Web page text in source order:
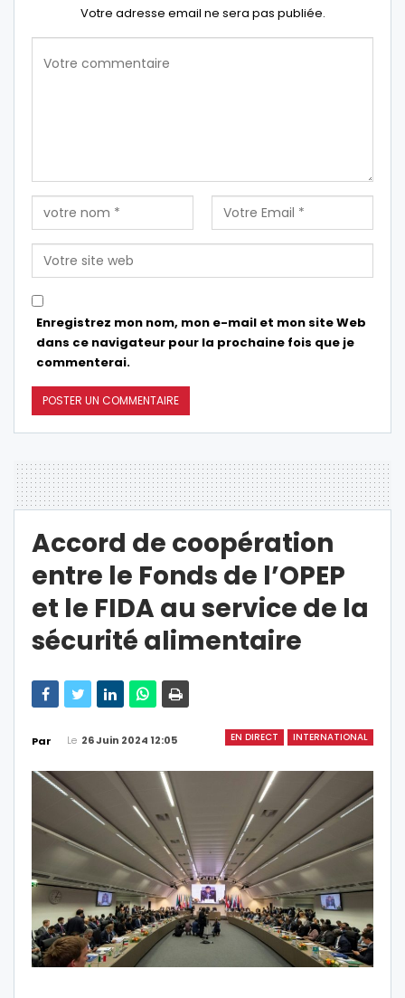
Votre adresse email ne sera pas publiée.
Enregistrez mon nom, mon e-mail et mon site Web
dans ce navigateur pour la prochaine fois que je
commenterai.
Accord de coopération
entre le Fonds de l’OPEP
et le FIDA au service de la
sécurité alimentaire
EN DIRECT INTERNATIONAL
Par Le 26 Juin 2024 12:05